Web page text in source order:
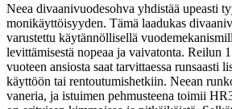
Neea divaanivuodesohva yhdistää upeasti
monikäyttöisyyden. Tämä laadukas
varustettu käytännöllisellä
levittämisestä nopeaa ja vaivatonta. Reilun
vuoteen ansiosta saat tarvittaessa runsaasti
käyttöön tai rentoutumishetkiin. Neean
vaneria, ja istuimen pehmusteena toimii